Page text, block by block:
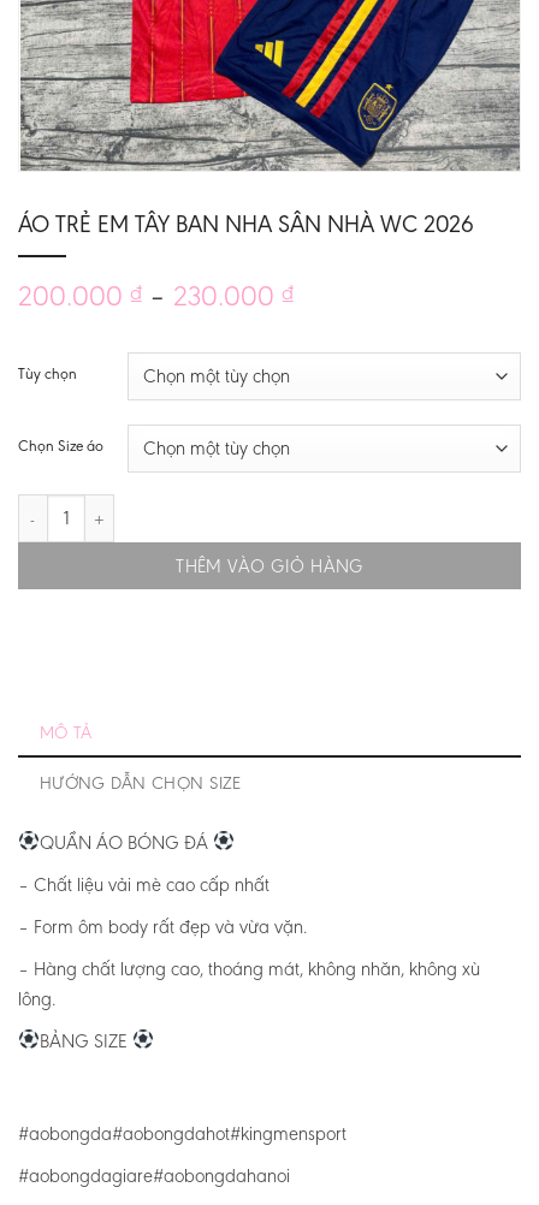
ÁO TRẺ EM TÂY BAN NHA SÂN NHÀ WC 2026
200.000 ₫ – 230.000 ₫Khoảng
từ
đến
Tùy chọn
Chọn Size áo
ÁO TRẺ EM TÂY BAN NHA SÂN NHÀ WC 2026 số lượng
THÊM VÀO GIỎ HÀNG
MÔ TẢ
HƯỚNG DẪN CHỌN SIZE
QUẦN ÁO BÓNG ĐÁ
– Chất liệu vải mè cao cấp nhất
– Form ôm body rất đẹp và vừa vặn.
– Hàng chất lượng cao, thoáng mát, không nhăn, không xù
lông.
BẢNG SIZE
#aobongda#aobongdahot#kingmensport
#aobongdagiare#aobongdahanoi